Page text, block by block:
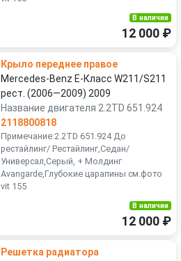
В наличии
12 000 ₽
Крыло переднее правое
Mercedes-Benz E-Класс W211/S211
рест. (2006—2009) 2009
Название двигателя 2.2TD 651.924
2118800818
Примечание:2.2TD 651.924 До
рестайлинг/ Рестайлинг,Седан/
Универсал,Серый, + Молдинг
Avangarde,Глубокие царапины см.фото
vit 155
В наличии
12 000 ₽
Решетка радиатора